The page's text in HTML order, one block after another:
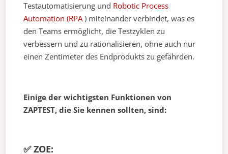
Testautomatisierung und Robotic Process
Automation (RPA) miteinander verbindet, was es
den Teams ermöglicht, die Testzyklen zu
verbessern und zu rationalisieren, ohne auch nur
einen Zentimeter des Endprodukts zu gefährden.
Einige der wichtigsten Funktionen von
ZAPTEST, die Sie kennen sollten, sind:
✅ ZOE: